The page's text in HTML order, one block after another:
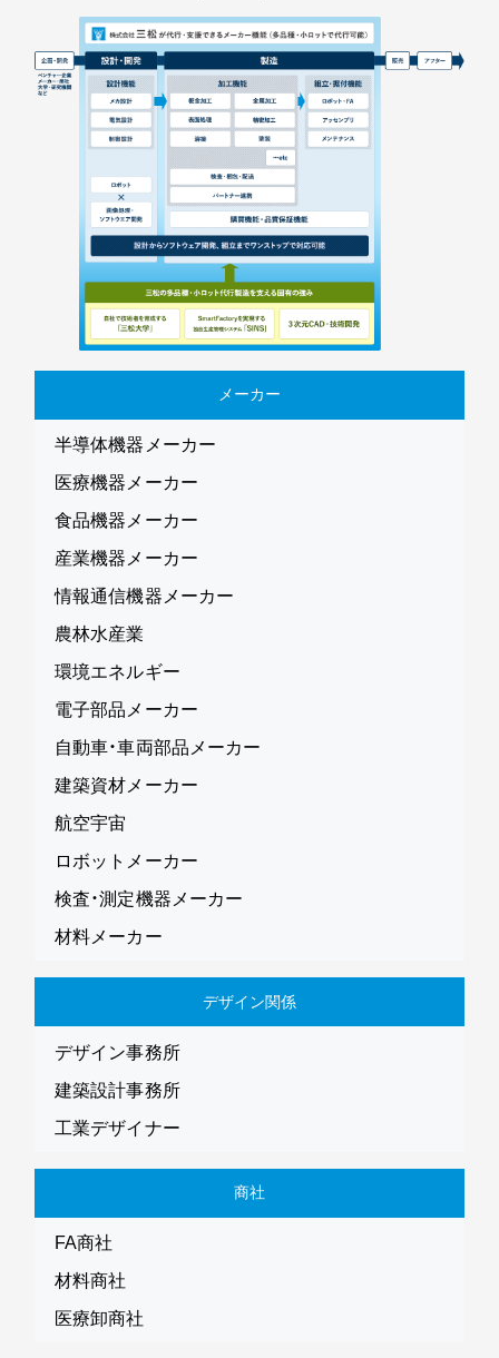
メーカー
半導体機器メーカー
医療機器メーカー
食品機器メーカー
産業機器メーカー
情報通信機器メーカー
農林水産業
環境エネルギー
電子部品メーカー
自動車・車両部品メーカー
建築資材メーカー
航空宇宙
ロボットメーカー
検査・測定機器メーカー
材料メーカー
デザイン関係
デザイン事務所
建築設計事務所
工業デザイナー
商社
FA商社
材料商社
医療卸商社